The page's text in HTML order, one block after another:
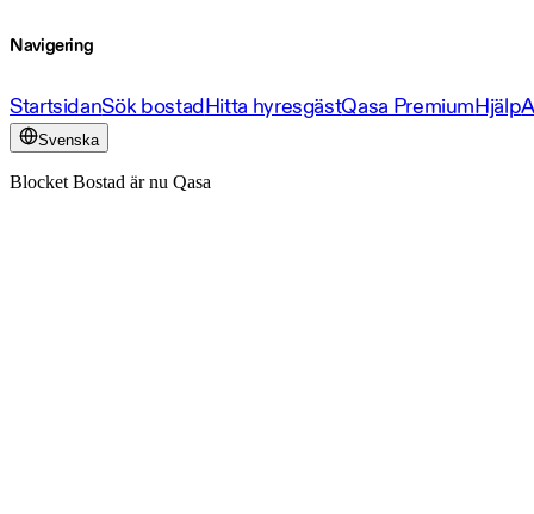
Navigering
StartsidanSök bostadHitta hyresgästQasa PremiumHjälp
Svenska
Blocket Bostad är nu Qasa